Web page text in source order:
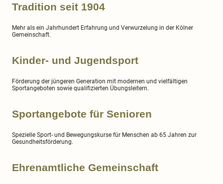
Tradition seit 1904
Mehr als ein Jahrhundert Erfahrung und Verwurzelung in der Kölner
Gemeinschaft.
Kinder- und Jugendsport
Förderung der jüngeren Generation mit modernen und vielfältigen
Sportangeboten sowie qualifizierten Übungsleitern.
Sportangebote für Senioren
Spezielle Sport- und Bewegungskurse für Menschen ab 65 Jahren zur
Gesundheitsförderung.
Ehrenamtliche Gemeinschaft